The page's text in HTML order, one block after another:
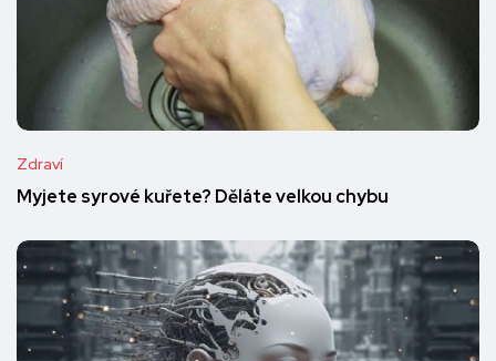
Zdraví
Myjete syrové kuřete? Děláte velkou chybu